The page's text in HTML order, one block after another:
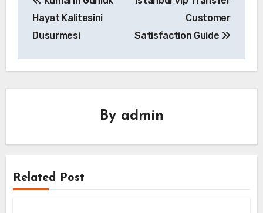
gezinmesi
Hayat Kalitesini
Dusurmesi
Customer
Satisfaction Guide
By admin
Related Post